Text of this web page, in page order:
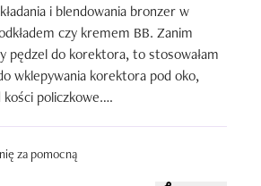
i blendowania bronzer w
czy kremem BB. Zanim
pędzel do korektora, to stosowałam
wklepywania korektora pod oko,
policzkowe.
brudny i ciągle wypływa z niego
za pomocną